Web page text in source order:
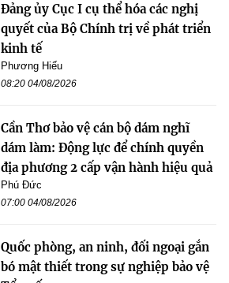
Đảng ủy Cục I cụ thể hóa các nghị
quyết của Bộ Chính trị về phát triển
kinh tế
Phương Hiếu
08:20 04/08/2026
Cần Thơ bảo vệ cán bộ dám nghĩ
dám làm: Động lực để chính quyền
địa phương 2 cấp vận hành hiệu quả
Phú Đức
07:00 04/08/2026
Quốc phòng, an ninh, đối ngoại gắn
bó mật thiết trong sự nghiệp bảo vệ